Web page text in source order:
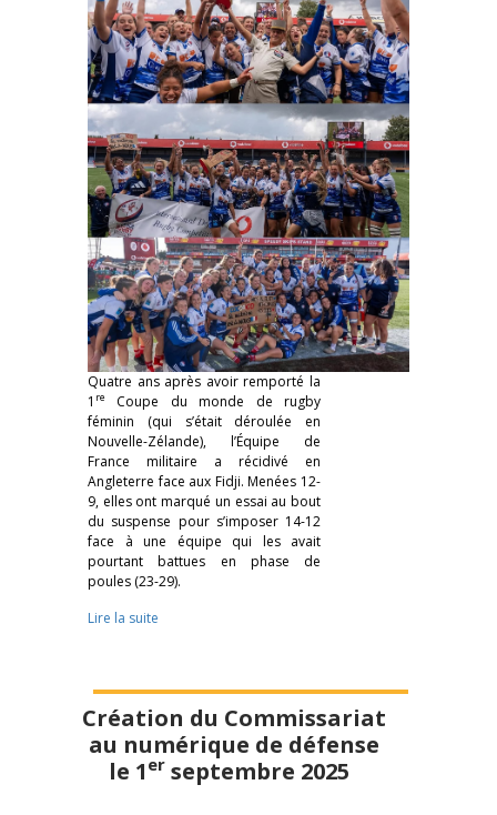
Quatre ans après avoir remporté la
1 re
Coupe du monde de rugby
féminin (qui s’était déroulée en
Nouvelle-Zélande), l’Équipe de
France militaire a récidivé en
Angleterre face aux Fidji. Menées 12-
9, elles ont marqué un essai au bout
du suspense pour s’imposer 14-12
face à une équipe qui les avait
pourtant battues en phase de
poules (23-29).
Lire la suite
Création du Commissariat
au numérique de défense
le 1 erseptembre 2025